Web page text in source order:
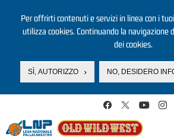
Per offrirti contenuti e servizi in linea con i
utilizza cookies. Continuando la navigazione
dei cookies.
SÌ, AUTORIZZO NO, DESIDERO